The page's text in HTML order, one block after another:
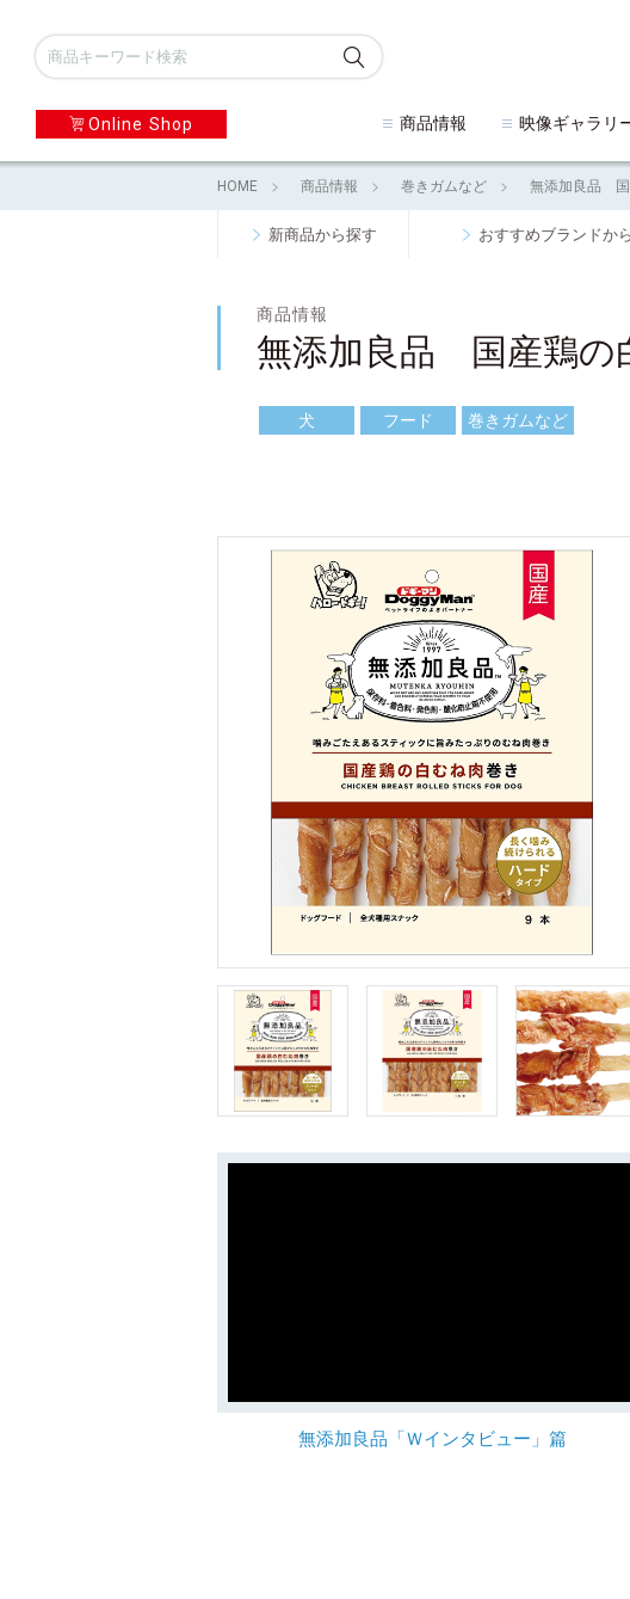
Online Shop 商品情報 映像ギャラリ
HOME 商品情報 巻きガムなど 無添加良品 国
新商品から探す おすすめブランドか
商品情報
無添加良品 国産鶏の
犬 フード 巻きガムなど
無添加良品「Ｗインタビュー」篇